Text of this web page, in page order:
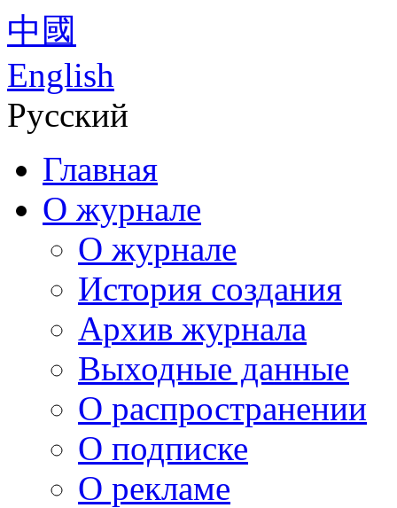
中國
English
Русский
Главная
О журнале
О журнале
История создания
Архив журнала
Выходные данные
О распространении
О подписке
О рекламе